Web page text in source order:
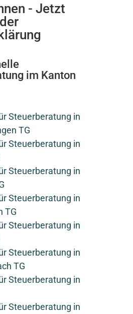
- Jetzt
im Kanton
Steuerberatung in
TG
Steuerberatung in
Steuerberatung in
Steuerberatung in
TG
Steuerberatung in
Steuerberatung in
TG
Steuerberatung in
Steuerberatung in